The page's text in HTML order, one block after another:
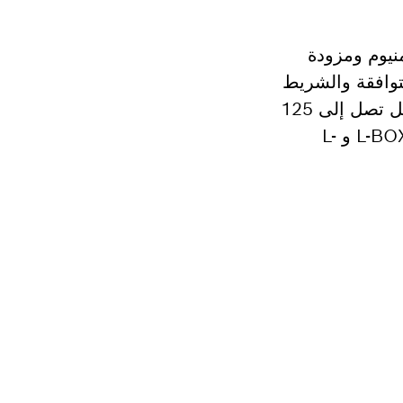
ومزودة
والشريط
المرن بتثبيت عناصر L-BOXX المكدسة بشكل آمن لضمان نقل آمن. تتميز هذه العربة بقدرة تحميل تصل إلى 125
كجم على الأرض و60 كجم على السلالم، مما يجعلها ثابتة وقوية. تُعل حل النقل المثالي لعناصر L-BOXX و L-